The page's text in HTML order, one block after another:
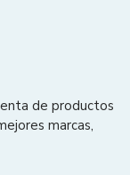
de productos
marcas,